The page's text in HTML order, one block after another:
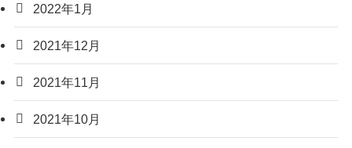
2022年1月
2021年12月
2021年11月
2021年10月